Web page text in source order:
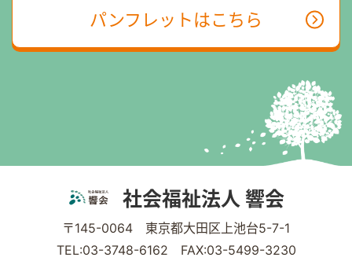
パンフレットはこちら
社会福祉法人 響会
〒145-0064 東京都大田区上池台5-7-1
TEL:03-3748-6162 FAX:03-5499-3230